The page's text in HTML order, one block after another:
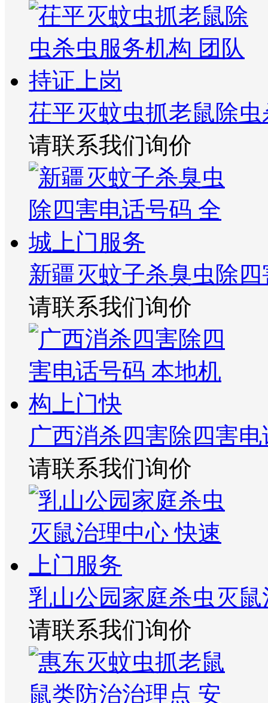
茌平灭蚊虫抓老鼠除
请联系我们询价
新疆灭蚊子杀臭虫除
请联系我们询价
广西消杀四害除四害
请联系我们询价
乳山公园家庭杀虫灭
请联系我们询价